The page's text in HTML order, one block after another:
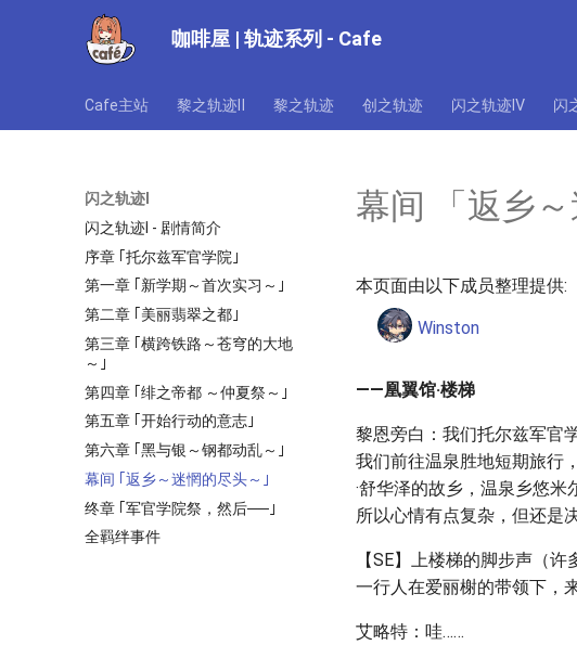
咖啡屋 | 轨迹系列 - Cafe
Cafe主站 黎之轨迹Ⅱ 黎之轨迹 创之轨迹 闪之轨迹Ⅳ 闪
闪之轨迹Ⅰ
闪之轨迹Ⅰ - 剧情简介
序章 ｢托尔兹军官学院｣
第一章 ｢新学期～首次实习～｣
第二章 ｢美丽翡翠之都｣
第三章 ｢横跨铁路～苍穹的大地
～｣
第四章 ｢绯之帝都 ～仲夏祭～｣
第五章 ｢开始行动的意志｣
第六章 ｢黑与银～钢都动乱～｣
幕间 ｢返乡～迷惘的尽头～｣
终章 ｢军官学院祭，然后──｣
全羁绊事件
幕间 「返乡～
本页面由以下成员整理提供:
Winston
——凰翼馆·楼梯
黎恩旁白：我们托尔兹军官
我们前往温泉胜地短期旅行
·舒华泽的故乡，温泉乡悠
所以心情有点复杂，但还是
【SE】上楼梯的脚步声（许
一行人在爱丽榭的带领下，
艾略特：哇……